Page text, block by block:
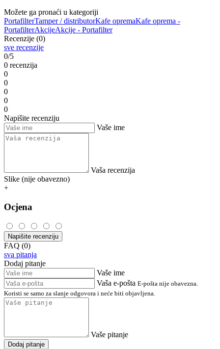
Možete ga pronaći u kategoriji
PortafilterTamper / distributorKafe opremaKafe oprema -
PortafilterAkcijeAkcije - Portafilter
Recenzije (0)
sve recenzije
0/5
0 recenzija
0
0
0
0
0
Napišite recenziju
Vaše ime
Vaša recenzija
Slike (nije obavezno)
+
Ocjena
Napišite recenziju
FAQ (0)
sva pitanja
Dodaj pitanje
Vaše ime
Vaša e-pošta E-pošta nije obavezna.
Koristi se samo za slanje odgovora i neće biti objavljena.
Vaše pitanje
Dodaj pitanje